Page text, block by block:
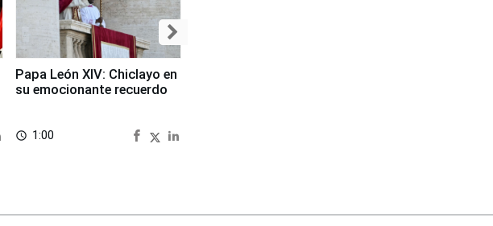
Papa León XIV: Chiclayo en
su emocionante recuerdo
access_time 1:00